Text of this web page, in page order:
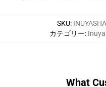
SKU:
カテゴリー:
What